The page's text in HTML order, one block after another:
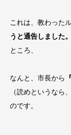
これは、教わった
うと通告しました
ところ、
なんと、市長から
（読めというなら
のです。